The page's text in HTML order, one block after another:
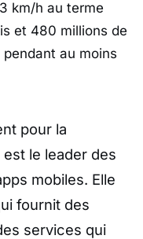
km/h au terme
et 480 millions de
au moins
pour la
le leader des
mobiles. Elle
fournit des
services qui